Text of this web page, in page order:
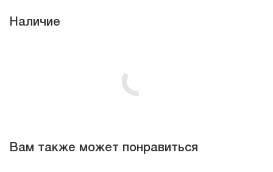
Наличие
Вам также может понравиться